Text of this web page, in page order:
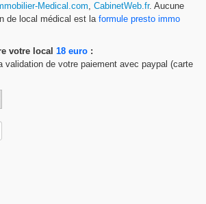
Medical.com, CabinetWeb.fr. Aucune
de local médical est la formule presto immo
votre local 18 euro :
de votre paiement avec paypal (carte